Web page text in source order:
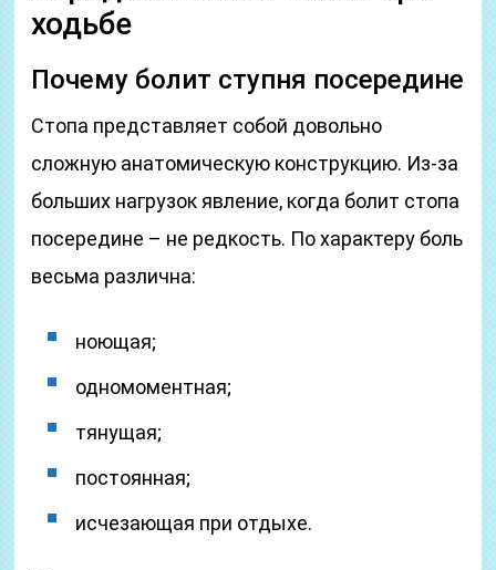
ходьбе
Почему болит ступня посередине
Стопа представляет собой довольно
сложную анатомическую конструкцию. Из-за
больших нагрузок явление, когда болит стопа
посередине – не редкость. По характеру боль
весьма различна:
ноющая;
одномоментная;
тянущая;
постоянная;
исчезающая при отдыхе.